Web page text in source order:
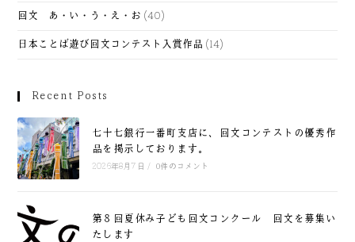
回文 あ・い・う・え・お (40)
日本ことば遊び回文コンテスト入賞作品 (14)
Recent Posts
七十七銀行一番町支店に、回文コンテストの優秀作
品を掲示しております。
2026年8月7日 / 0件のコメント
第８回夏休み子ども回文コンクール 回文を募集い
たします